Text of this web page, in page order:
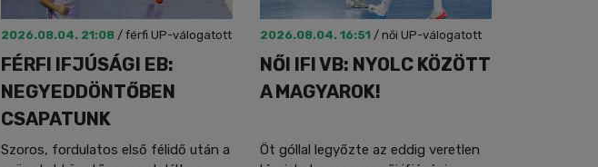
2026.08.04. 21:08 / férfi UP-válogatott
FÉRFI IFJÚSÁGI EB:
NEGYEDDÖNTŐBEN
CSAPATUNK
Szoros, fordulatos első félidő után a
2026.08.04. 16:51 / női UP-válogatott
NŐI IFI VB: NYOLC KÖZÖTT
A MAGYAROK!
Öt góllal legyőzte az eddig veretlen